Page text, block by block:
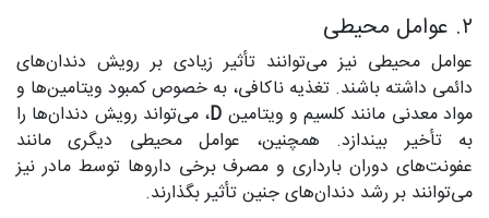
۲. عوامل محیطی
عوامل محیطی نیز می‌توانند تأثیر زیادی بر رویش دندان‌های
دائمی داشته باشند. تغذیه ناکافی، به خصوص کمبود ویتامین‌ها و
مواد معدنی مانند کلسیم و ویتامین D، می‌تواند رویش دندان‌ها را
به تأخیر بیندازد. همچنین، عوامل محیطی دیگری مانند
عفونت‌های دوران بارداری و مصرف برخی داروها توسط مادر نیز
می‌توانند بر رشد دندان‌های جنین تأثیر بگذارند.